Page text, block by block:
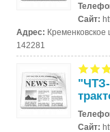
Сайт:
Адрес: Кременковское
142281
Сайт: